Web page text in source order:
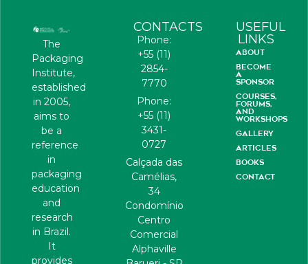
The
Packaging
Institute,
established
in 2005,
aims to
be a
reference
in
packaging
education
and
research
in Brazil.
It
provides
CONTACTS
Phone:
+55 (11)
2854-
7770
Phone:
+55 (11)
3431-
0727
Calçada das
Camélias,
34
Condomínio
Centro
Comercial
Alphaville
USEFUL
LINKS
ABOUT
BECOME
A
SPONSOR
COURSES,
FORUMS,
AND
WORKSHOPS
GALLERY
ARTICLES
BOOKS
CONTACT